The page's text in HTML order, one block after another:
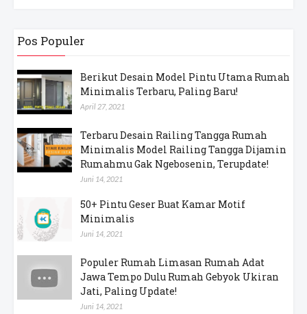
Pos Populer
Berikut Desain Model Pintu Utama Rumah
Minimalis Terbaru, Paling Baru!
April 27, 2021
Terbaru Desain Railing Tangga Rumah
Minimalis Model Railing Tangga Dijamin
Rumahmu Gak Ngebosenin, Terupdate!
Juni 14, 2021
50+ Pintu Geser Buat Kamar Motif
Minimalis
Juni 14, 2021
Populer Rumah Limasan Rumah Adat
Jawa Tempo Dulu Rumah Gebyok Ukiran
Jati, Paling Update!
Juni 14, 2021